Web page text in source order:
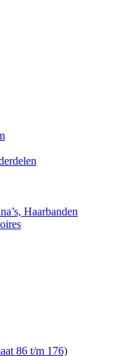
Haarbanden
86 t/m 176)